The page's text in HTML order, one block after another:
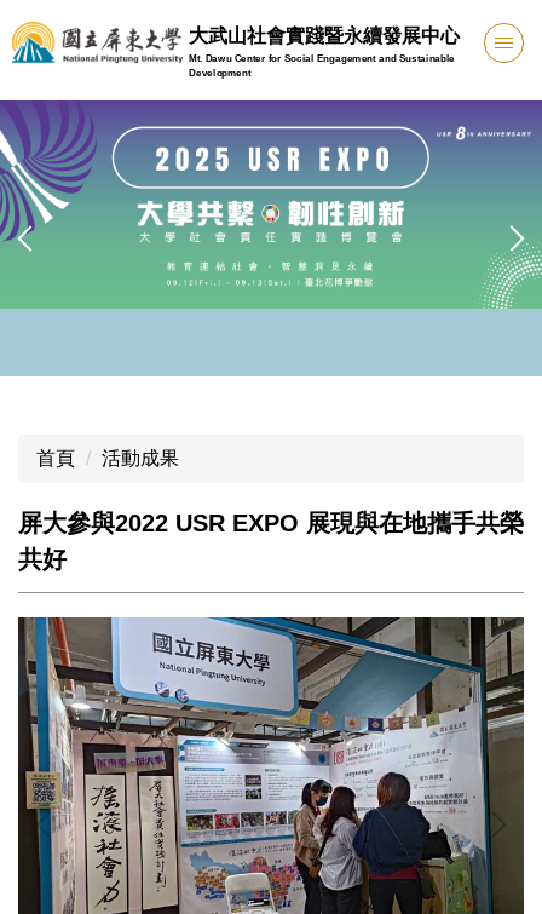
跳
到
要
內
容
區
大武山社會實踐暨永續發展中心
Mt. Dawu Center for Social Engagement and Sustainable
Development
首頁 活動成果
屏大參與2022 USR EXPO 展現與在地攜手共榮
共好